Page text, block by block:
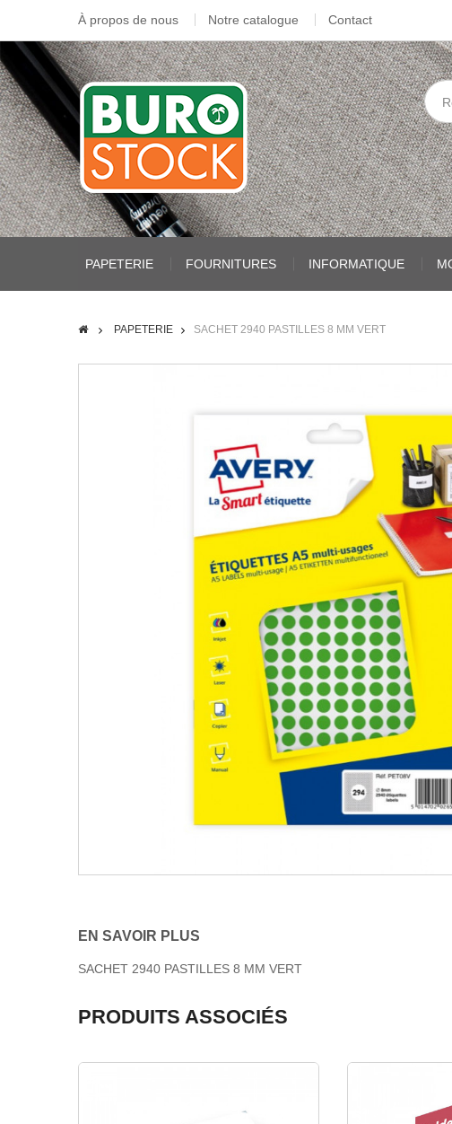
À propos de nous Notre catalogue Contact
PAPETERIE FOURNITURES INFORMATIQUE
PAPETERIE SACHET 2940 PASTILLES 8 MM VERT
EN SAVOIR PLUS
SACHET 2940 PASTILLES 8 MM VERT
PRODUITS ASSOCIÉS